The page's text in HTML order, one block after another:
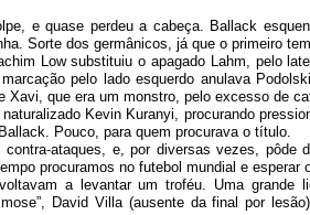
e quase perdeu a cabeça. Ballack
Sorte dos germânicos, já que o primeiro
Low substituiu o apagado Lahm, pelo
pelo lado esquerdo anulava
que era um monstro, pelo excesso de
Kevin Kuranyi, procurando
Pouco, para quem procurava o título.
ataques, e, por diversas vezes,
procuramos no futebol mundial e esperar
a levantar um troféu. Uma grande
David Villa (ausente da final por